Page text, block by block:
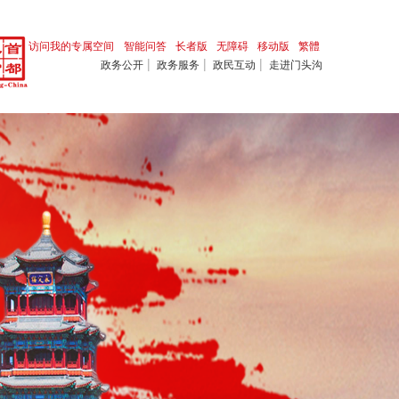
繁體
移动版
无障碍
长者版
智能问答
访问我的专属空间
政务公开 | 政务服务 | 政民互动 | 走进门头沟